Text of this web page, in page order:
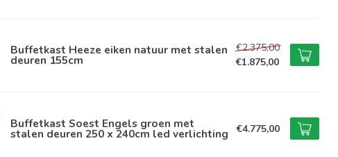
Buffetkast Heeze eiken natuur met stalen
deuren 155cm
€2.375,00
€1.875,00
Buffetkast Soest Engels groen met
stalen deuren 250 x 240cm led verlichting €4.775,00